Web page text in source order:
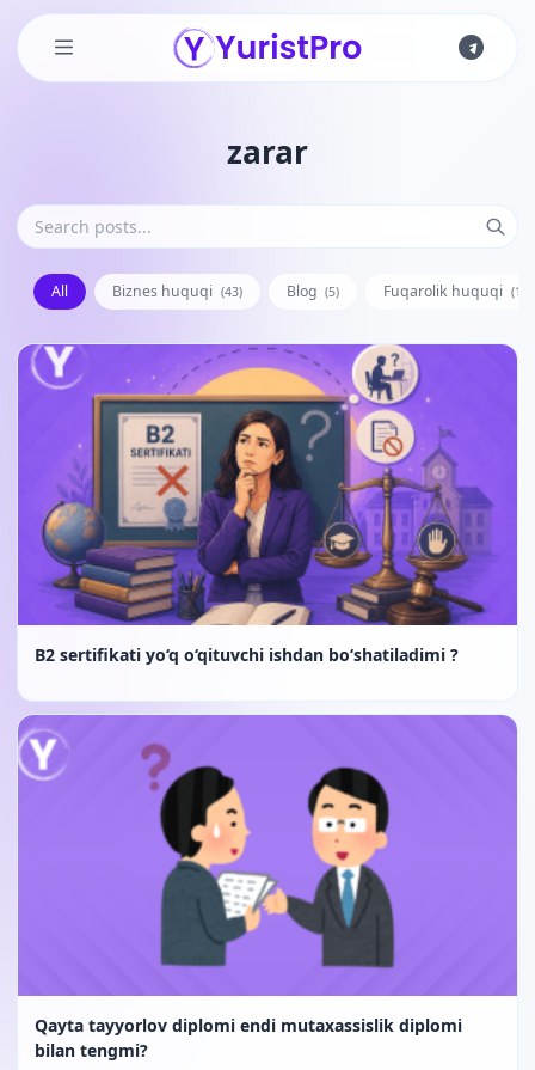
zarar
All Biznes huquqi (43) Blog (5) Fuqarolik huquqi
B2 sertifikati yo‘q o‘qituvchi ishdan bo‘shatiladimi ?
Qayta tayyorlov diplomi endi mutaxassislik diplomi
bilan tengmi?